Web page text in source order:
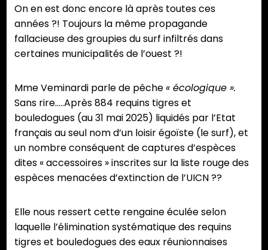
On en est donc encore là après toutes ces
années ?! Toujours la même propagande
fallacieuse des groupies du surf infiltrés dans
certaines municipalités de l’ouest ?!
Mme Veminardi parle de pêche« écologique ».
Sans rire…..Après 884 requins tigres et
bouledogues (au 31 mai 2025) liquidés par l’Etat
français au seul nom d’un loisir égoïste (le surf), et
un nombre conséquent de captures d’espèces
dites « accessoires » inscrites sur la liste rouge des
espèces menacées d’extinction de l’UICN ??
Elle nous ressert cette rengaine éculée selon
laquelle l’élimination systématique des requins
tigres et bouledogues des eaux réunionnaises